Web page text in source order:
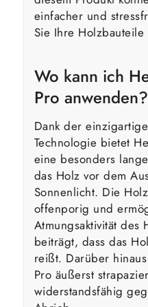
einfacher und
Sie Ihre
Wo kann ich
Pro anwenden?
Dank der
Technologie bietet
eine besonders
das Holz vor dem
Sonnenlicht. Die
offenporig und
Atmungsaktivität des
beiträgt, dass das
reißt. Darüber
Pro äußerst
widerstandsfähig